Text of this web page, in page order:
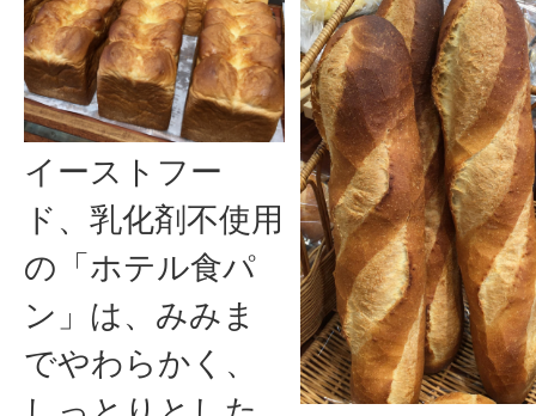
イーストフー
ド、乳化剤不使用
の「ホテル食パ
ン」は、みみま
でやわらかく、